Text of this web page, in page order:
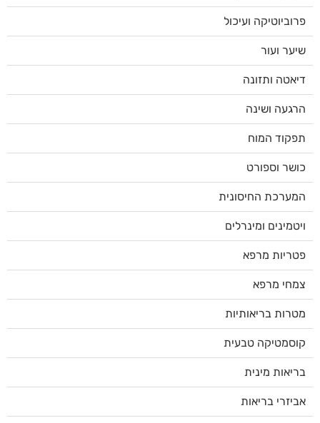
פרוביוטיקה ועיכול
שיער ועור
דיאטה ותזונה
הרגעה ושינה
תפקוד המוח
כושר וספורט
המערכת החיסונית
ויטמינים ומינרלים
פטריות מרפא
צמחי מרפא
מטרות בריאותיות
קוסמטיקה טבעית
בריאות מינית
אביזרי בריאות